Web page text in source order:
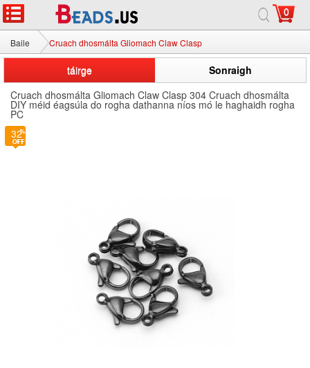
0
Baile Cruach dhosmálta Gliomach Claw Clasp
táirge
Sonraigh
Cruach dhosmálta Gliomach Claw Clasp 304 Cruach dhosmálta
DIY méid éagsúla do rogha dathanna níos mó le haghaidh rogha
PC